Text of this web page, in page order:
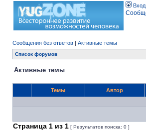
Вход
Сообщения без ответов | Активные темы
Список форумов
Активные темы
Темы Автор
Страница 1 из 1 [ Результатов поиска: 0 ]